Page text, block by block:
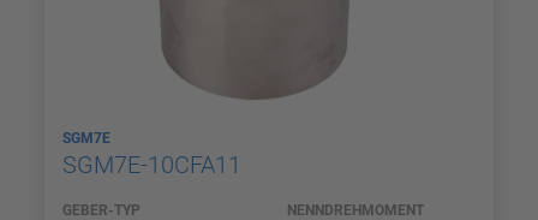
SGM7E
SGM7E-10CFA11
GEBER-TYP NENNDREHMOMENT